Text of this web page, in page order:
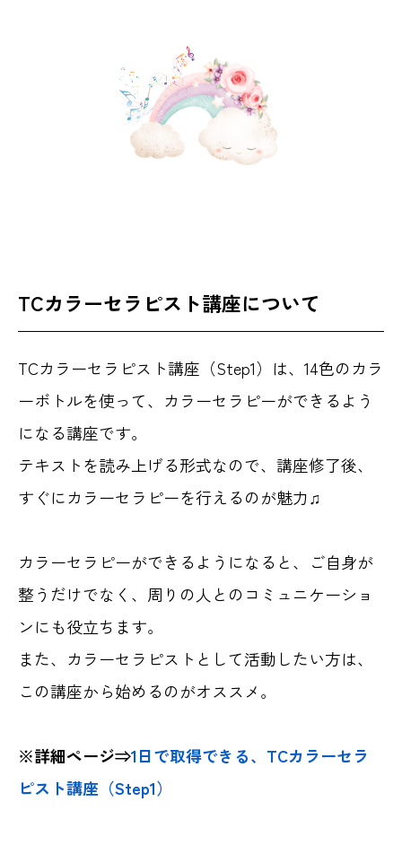
TCカラーセラピスト講座について
TCカラーセラピスト講座（Step1）は、14色のカラ
ーボトルを使って、カラーセラピーができるよう
になる講座です。
テキストを読み上げる形式なので、講座修了後、
すぐにカラーセラピーを行えるのが魅力♫
カラーセラピーができるようになると、ご自身が
整うだけでなく、周りの人とのコミュニケーショ
ンにも役立ちます。
また、カラーセラピストとして活動したい方は、
この講座から始めるのがオススメ。
※詳細ページ⇒1日で取得できる、TCカラーセラ
ピスト講座（Step1）